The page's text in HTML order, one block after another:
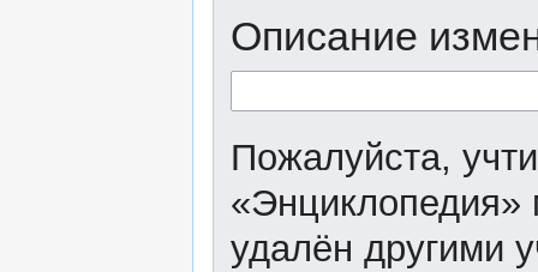
Описание
Пожалуйста,
«Энциклопедия»
удалён другими